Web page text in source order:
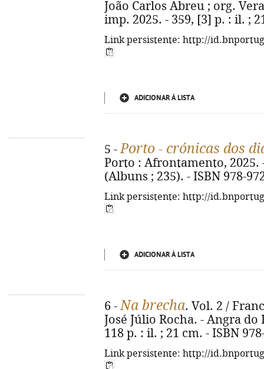
João Carlos Abreu ; org.
imp. 2025. - 359, [3] p. : il. ;
Link persistente: http://
ADICIONAR À LISTA
5 -Porto - crónicas dos
Porto : Afrontamento, 2025.
(Albuns ; 235). - ISBN 978-
Link persistente: http://
ADICIONAR À LISTA
6 -Na brecha. Vol. 2 /
José Júlio Rocha. - Angra
118 p. : il. ; 21 cm. - ISBN
Link persistente: http://